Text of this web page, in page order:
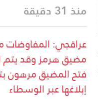
منذ 31 دقيقة
عراقجي: المفاوضات
مضيق هرمز وقد يتم
فتح المضيق مرهون
إبلاغها عبر الوسطاء